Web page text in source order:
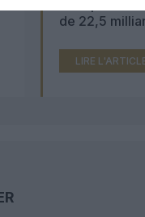
de 22,5
LIRE